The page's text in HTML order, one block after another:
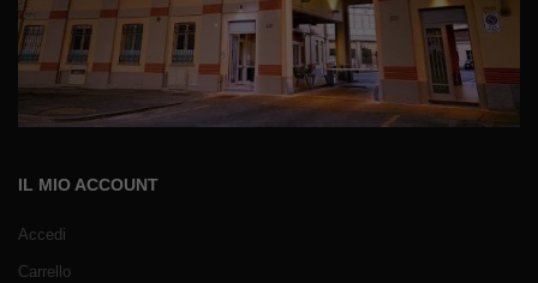
IL MIO ACCOUNT
Accedi
Carrello